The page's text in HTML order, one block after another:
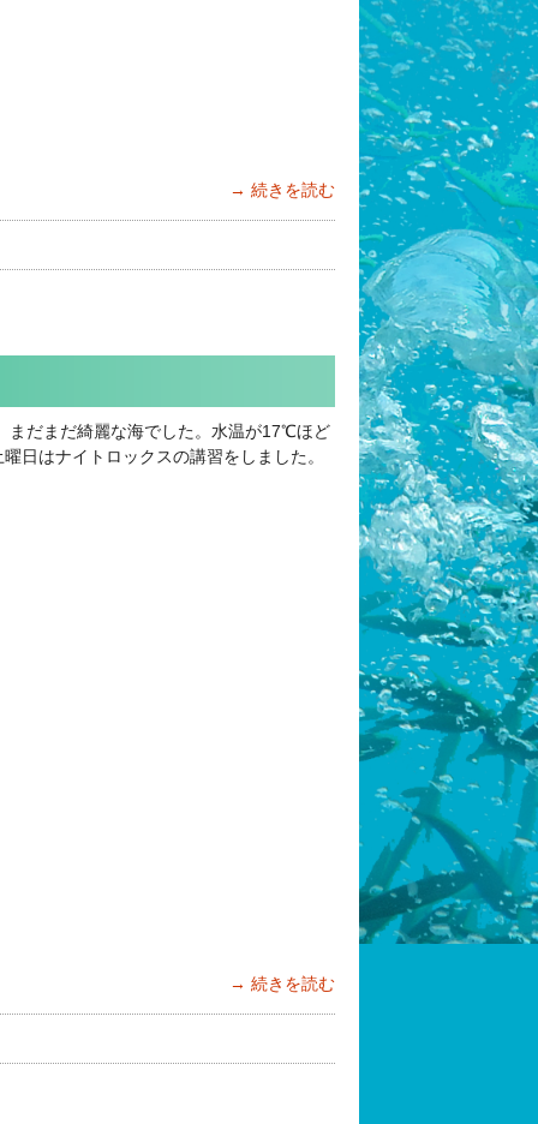
続きを読む
まだまだ綺麗な海でした。水温が17℃ほど
日はナイトロックスの講習をしました。
続きを読む